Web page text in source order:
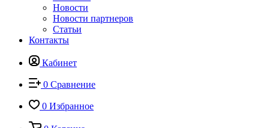
Новости
Новости партнеров
Статьи
Контакты
Кабинет
0 Сравнение
0 Избранное